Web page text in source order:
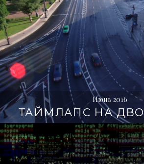
Июнь 2016
ТАЙМЛАПС НА